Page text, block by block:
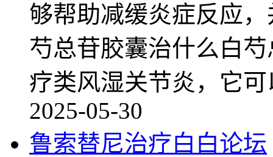
够帮助减缓炎症反应
芍总苷胶囊治什么白
疗类风湿关节炎，它可
2025-05-30
鲁索替尼治疗白白论坛